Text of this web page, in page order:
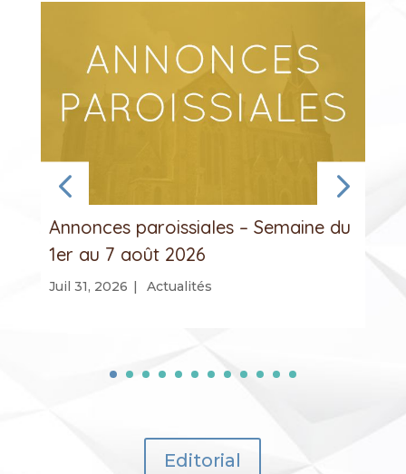
Annonces paroissiales – Semaine du
1er au 7 août 2026
Juil 31, 2026 | Actualités
Editorial